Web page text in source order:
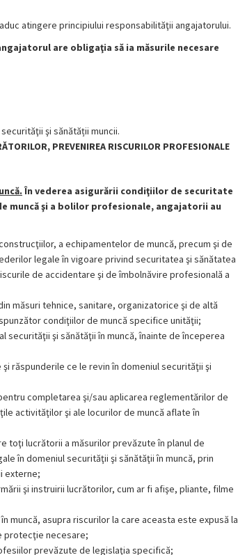
atingere principiului responsabilităţii angajatorului.
are obligaţia să ia măsurile necesare
şi sănătății muncii.
PREVENIREA RISCURILOR PROFESIONALE
În vederea asigurării condiţiilor de securitate
muncă şi a bolilor profesionale, angajatorii au
a echipamentelor de muncă, precum şi de
legale în vigoare privind securitatea şi sănătatea
de accidentare şi de îmbolnăvire profesională a
măsuri tehnice, sanitare, organizatorice şi de altă
condiţiilor de muncă specifice unităţii;
şi sănătăţii în muncă, înainte de începerea
răspunderile ce le revin în domeniul securităţii şi
completarea şi/sau aplicarea reglementărilor de
activităţilor şi ale locurilor de muncă aflate în
toţi lucrătorii a măsurilor prevăzute în planul de
în domeniul securităţii şi sănătăţii în muncă, prin
externe;
şi instruirii lucrătorilor, cum ar fi afişe, pliante, filme
muncă, asupra riscurilor la care aceasta este expusă la
protecţie necesare;
prevăzute de legislaţia specifică;